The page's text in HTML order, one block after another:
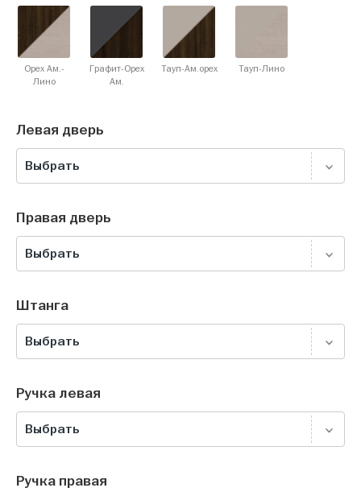
Орех Ам.-
Лино
Графит-Орех
Ам.
Тауп-Ам.орех Тауп-Лино
Левая дверь
Выбрать
Правая дверь
Выбрать
Штанга
Выбрать
Ручка левая
Выбрать
Ручка правая